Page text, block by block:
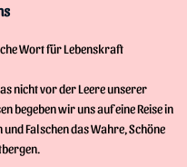
Wort für Lebenskraft
nicht vor der Leere unserer
begeben wir uns auf eine Reise in
Falschen das Wahre, Schöne